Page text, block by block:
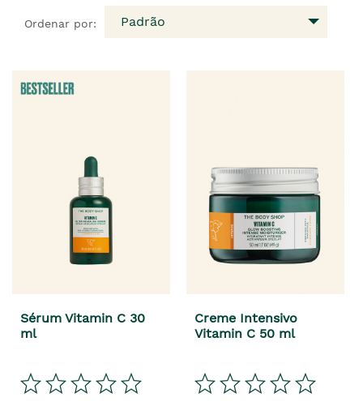
Ordenar por: Padrão
Sérum Vitamin C 30
ml
Creme Intensivo
Vitamin C 50 ml